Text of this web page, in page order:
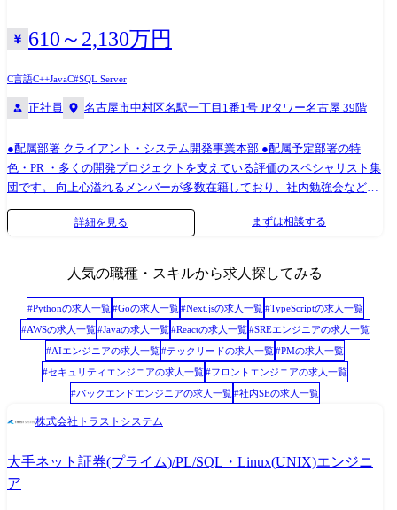
活用したサーバレスアプリケーションの開発を対応 スクラムマスターと
してスクラムチーム運営を実施。主任技師へ昇格 2021年 物流業界向け
のデータ分析基盤構築を対応を実施するデータ分析基盤構築において、
たIF構築を対応 2022年 技術係長へ昇格 2023年 建機業界での品質保証
討・技術検証を対応
だきます。 業務内容は多岐にわたっており、プロジェクトマネジメン
ト、スクラム開発のスクラムマスタなどプロジェクトをリードする役割
や要件定義、基本設計など開発上流からの対応。サーバレスアーキテク
たクライアント開発やAPIやバッチ処理、データベース設計、開発などの
だきます。 キャリアアップのモデルケース ・プロジェクトマネージャー
2013年 入社。生産準備システム開発において設計からリリースまでを
担当 2014年 リーダーへ昇格 2015年 サブチーフ、チーフへ昇格 2016
年 放送業界向けシステムにおいてチームリーダーとしてプロジェクト
管理、顧客折衝を担当。係長へ昇格 2017年 課長代理へ昇格 2019年
ージャーとしてプロジェクト推進における管理を担当 2022年 人材紹介
ト推進における管理を担当 2023年 会員向けサイト開発の複数案件にて
プロジェクトマネージャーとしてプロジェクト推進における管理を担当
2024年 次長へ昇格 ・テクニカルスペシャリスト 2015年 入社。ワー
クフローシステム開発にて設計からリリースまでを担当 2016年 リーダ
ー、サブチーフへ昇格 2017年 社内でのPoC活動として、ブロックチェ
ーンを使った技術検証を実施 2019年 オンラインショップ向け共通API
基盤構築開発にて、AWSを活用したサーバレスアプリケーションの開発
昇格 2021年 物流業界向けのデータ分析基盤構築を対応を実施するデー
タ分析基盤構築において 各種基幹システムとのIF要件の取りまとめとロ
610～2,130万円
C言語C++JavaC#SQL Server
正社員 名古屋市中村区名駅一丁目1番1号 JPタワー名古屋 39階
●配属部署 クライアント・システム開発事業本部 ●配属予定部署の特
色・PR ・多くの開発プロジェクトを支えている評価のスペシャリスト集
団です。 向上心溢れるメンバーが多数在籍しており、社内勉強会なども
頻繁に行いスキル 向上を目指しております。優れたビジネスマンもたく
さん在籍している活気 溢れる部署になっております。 ・人と人とのつな
だける風通しの良さが特徴です。 社長と社員の距離も近く、会社内の情
報と経営陣の考えていることの社員へ の伝達も頻繁になされています。
※職務内容変更の可能性:有 ※変更の範囲:会社の定める業務 お客様のシ
ステム開発プロジェクトにおいて、品質保証を担うエンジニアとしてご
活躍いただきます。 単なるテスト実施の枠にとどまらず、 開発の初期段
階から参画し、要件定義の妥当性レビューやプロジェクトに最適なテス
ト戦略・計画の策定を主導していただきます。 よりハイレベルなキャリ
アでは、 プロジェクト特性に合わせた品質保証計画の策定、 テストプロ
セスの標準化、および品質指標(KPI)の定義とモニタリングも行います。
を未然に防ぐための仕組みづくり(シフトレフト)を主導していただきま
す。 QAチームのマネジメントや育成、顧客および開発部門との折衝・調
詳細を見る まずは相談する
人気の職種・スキルから求人探してみる
#Pythonの求人一覧 #Goの求人一覧 #Next.jsの求人一覧 #TypeScriptの求人一覧
#AWSの求人一覧 #Javaの求人一覧 #Reactの求人一覧 #SREエンジニアの求人一覧
#AIエンジニアの求人一覧#テックリードの求人一覧#PMの求人一覧
#セキュリティエンジニアの求人一覧#フロントエンジニアの求人一覧
#バックエンドエンジニアの求人一覧#社内SEの求人一覧
株式会社トラストシステム
大手ネット証券(プライム)/PL/SQL・Linux(UNIX)エンジニ
ア